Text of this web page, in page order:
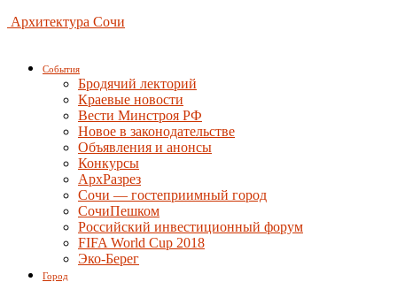
Архитектура Сочи
События
Бродячий лекторий
Краевые новости
Вести Минстроя РФ
Новое в законодательстве
Объявления и анонсы
Конкурсы
АрхРазрез
Сочи — гостеприимный город
СочиПешком
Российский инвестиционный форум
FIFA World Cup 2018
Эко-Берег
Город